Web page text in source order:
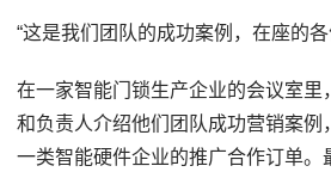
“这是我们团队的成功案例，在座的
在一家智能门锁生产企业的会议室里
和负责人介绍他们团队成功营销案例
一类智能硬件企业的推广合作订单。